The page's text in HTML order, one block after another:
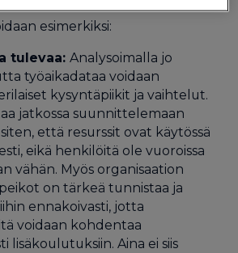
esimerkiksi:
tulevaa: Analysoimalla jo
työaikadataa voidaan
kysyntäpiikit ja vaihtelut.
jatkossa suunnittelemaan
että resurssit ovat käytössä
eikä henkilöitä ole vuoroissa
vähän. Myös organisaation
on tärkeä tunnistaa ja
ennakoivasti, jotta
voidaan kohdentaa
lisäkoulutuksiin. Aina ei siis